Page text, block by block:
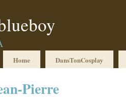
Home DansTonCosplay
Pierre